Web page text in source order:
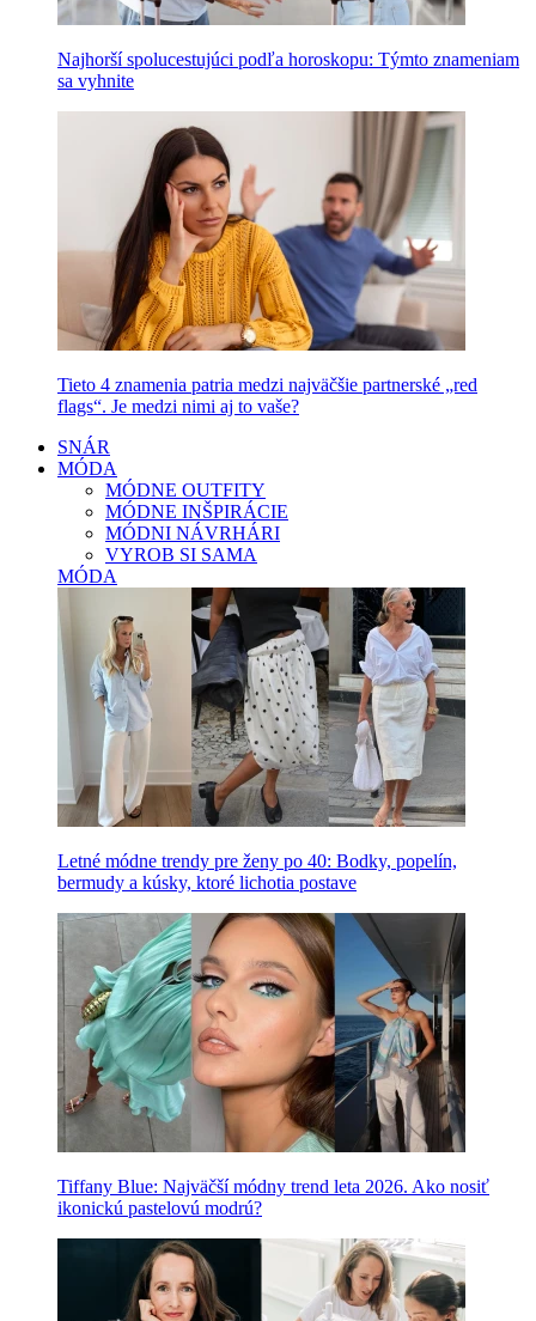
Najhorší spolucestujúci podľa horoskopu: Týmto znameniam
sa vyhnite
Tieto 4 znamenia patria medzi najväčšie partnerské „red
flags“. Je medzi nimi aj to vaše?
SNÁR
MÓDA
MÓDNE OUTFITY
MÓDNE INŠPIRÁCIE
MÓDNI NÁVRHÁRI
VYROB SI SAMA
MÓDA
Letné módne trendy pre ženy po 40: Bodky, popelín,
bermudy a kúsky, ktoré lichotia postave
Tiffany Blue: Najväčší módny trend leta 2026. Ako nosiť
ikonickú pastelovú modrú?